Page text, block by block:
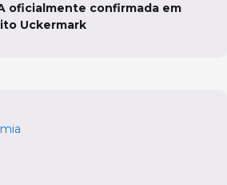
oficialmente confirmada em
Uckermark